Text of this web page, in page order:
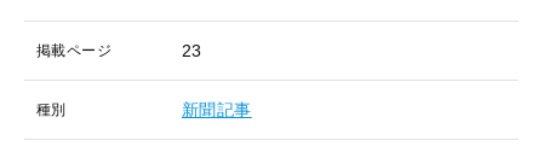
掲載ページ 23
種別 新聞記事